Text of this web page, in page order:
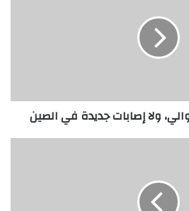
ولا إصابات جديدة في الصين